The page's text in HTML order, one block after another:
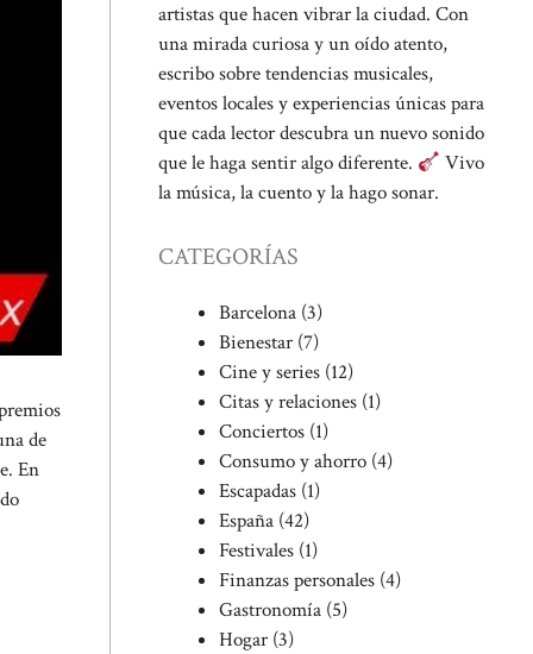
de
En
artistas que hacen vibrar la ciudad. Con
una mirada curiosa y un oído atento,
escribo sobre tendencias musicales,
eventos locales y experiencias únicas para
que cada lector descubra un nuevo sonido
que le haga sentir algo diferente.
Vivo
la música, la cuento y la hago sonar.
CATEGORÍAS
Barcelona (3)
Bienestar (7)
Cine y series (12)
Citas y relaciones (1)
Conciertos (1)
Consumo y ahorro (4)
Escapadas (1)
España (42)
Festivales (1)
Finanzas personales (4)
Gastronomía (5)
Hogar (3)